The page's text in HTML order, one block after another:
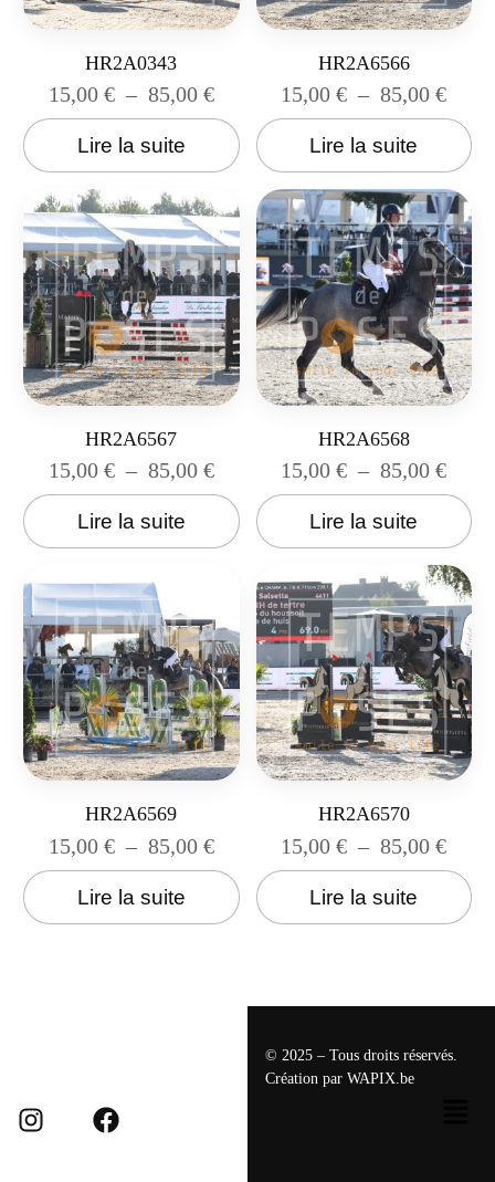
HR2A0343
15,00 € – 85,00 €
Lire la suite
HR2A6566
15,00€ – 85,00€
Lire la suite
HR2A6567
15,00 € – 85,00 €
Lire la suite
HR2A6568
15,00€ – 85,00€
Lire la suite
HR2A6569
15,00 € – 85,00 €
Lire la suite
HR2A6570
15,00€ – 85,00€
Lire la suite
© 2025 – Tous droits réservés.
Création par WAPIX.be